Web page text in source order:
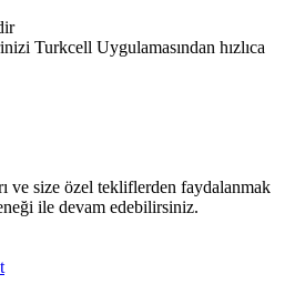
Turkcell Uygulamasından hızlıca
ve size özel tekliflerden faydalanmak
ile devam edebilirsiniz.